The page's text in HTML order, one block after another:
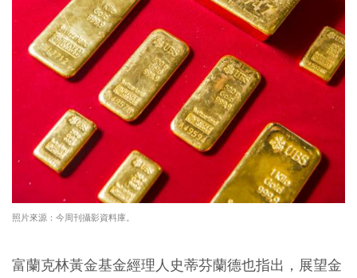
照片來源：今周刊攝影資料庫。
富蘭克林黃金基金經理人史蒂芬蘭德也指出，展望金